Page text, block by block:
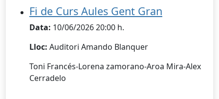
Fi de Curs Aules Gent Gran
Data: 10/06/2026 20:00 h.
Lloc: Auditori Amando Blanquer
Toni Francés-Lorena zamorano-Aroa Mira-Alex
Cerradelo